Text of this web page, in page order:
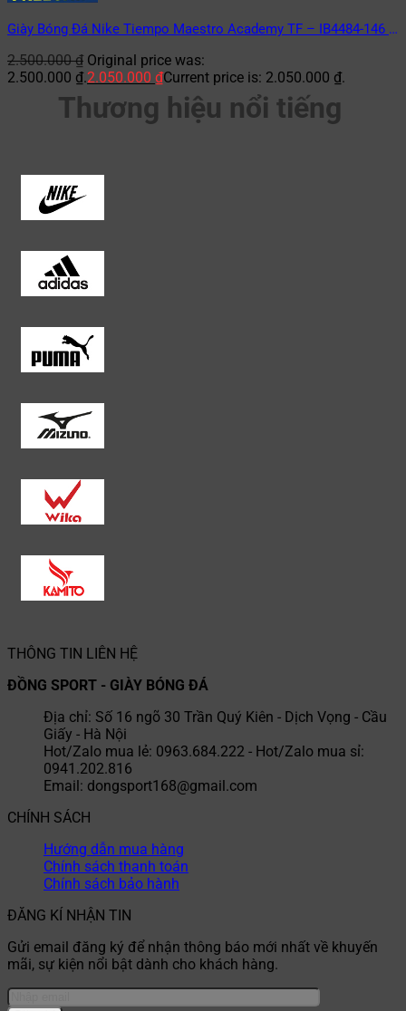
Giày Bóng Đá Nike Tiempo Maestro Academy TF – IB4484-146 –
2.500.000₫ Original price was:
2.500.000 ₫.2.050.000 ₫Current price is: 2.050.000 ₫.
Thương hiệu nổi tiếng
THÔNG TIN LIÊN HỆ
ĐỒNG SPORT - GIÀY BÓNG ĐÁ
Địa chỉ: Số 16 ngõ 30 Trần Quý Kiên - Dịch Vọng - Cầu
Giấy - Hà Nội
Hot/Zalo mua lẻ: 0963.684.222 - Hot/Zalo mua sỉ:
0941.202.816
Email: dongsport168@gmail.com
CHÍNH SÁCH
Hướng dẫn mua hàng
Chính sách thanh toán
Chính sách bảo hành
ĐĂNG KÍ NHẬN TIN
Gửi email đăng ký để nhận thông báo mới nhất về khuyến
mãi, sự kiện nổi bật dành cho khách hàng.